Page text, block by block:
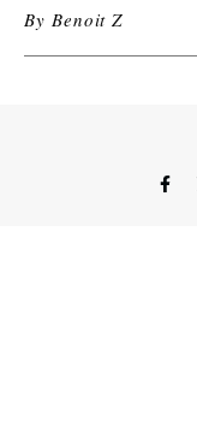
ByBenoit Z